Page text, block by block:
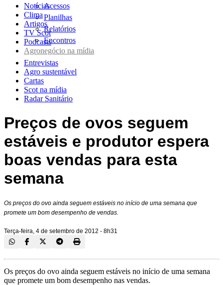
Acessos
Planilhas
Relatórios
Encontros
Notícias
Clima
Artigos
TV Scot
Podcasts
Agronegócio na mídia
Entrevistas
Agro sustentável
Cartas
Scot na mídia
Radar Sanitário
Preços de ovos seguem
estáveis e produtor espera
boas vendas para esta
semana
Os preços do ovo ainda seguem estáveis no início de uma semana que
promete um bom desempenho de vendas.
Terça-feira, 4 de setembro de 2012 - 8h31
Os preços do ovo ainda seguem estáveis no início de uma semana
que promete um bom desempenho nas vendas.